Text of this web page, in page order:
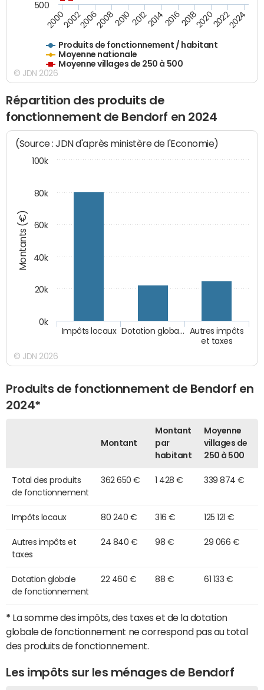
Produits de fonctionnement / habitant
Moyenne nationale
Moyenne villages de 250 à 500
200020022006200820102012201420162018202020222024
500
© JDN 2026
Répartition des produits de
fonctionnement de Bendorf en 2024
Montants (€)
(Source : JDN d'après ministère de l'Economie)
Autres impôts
et taxes
Dotation globa…
Impôts locaux
0k
20k
40k
60k
80k
100k
© JDN 2026
Produits de fonctionnement de Bendorf en
2024*
Montant
Montant
par
habitant
Moyenne
villages de
250 à 500
Total des produits
de fonctionnement
362 650 € 1 428 € 339 874 €
Impôts locaux 80 240 € 316 € 125 121 €
Autres impôts et
taxes
24 840 € 98 € 29 066 €
Dotation globale
de fonctionnement
22 460 € 88 € 61 133 €
* La somme des impôts, des taxes et de la dotation
globale de fonctionnement ne correspond pas au total
des produits de fonctionnement.
Les impôts sur les ménages de Bendorf